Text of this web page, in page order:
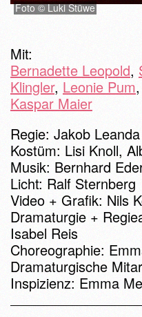
Foto © Luki Stüwe
Mit:
Bernadette Leopold,
Klingler, Leonie Pum,
Kaspar Maier
Regie: Jakob
Kostüm: Lisi Knoll,
Musik: Bernhard
Licht: Ralf Sternberg
Video + Grafik: Nils
Dramaturgie +
Isabel Reis
Choreographie:
Dramaturgische
Inspizienz: Emma